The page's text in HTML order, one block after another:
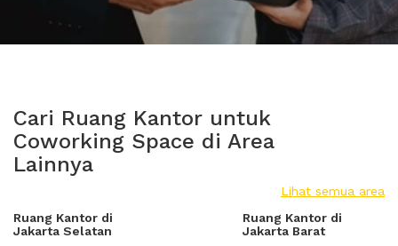
Cari Ruang Kantor untuk
Coworking Space di Area
Lainnya
Lihat semua area
Ruang Kantor di
Jakarta Selatan
Ruang Kantor di
Jakarta Barat